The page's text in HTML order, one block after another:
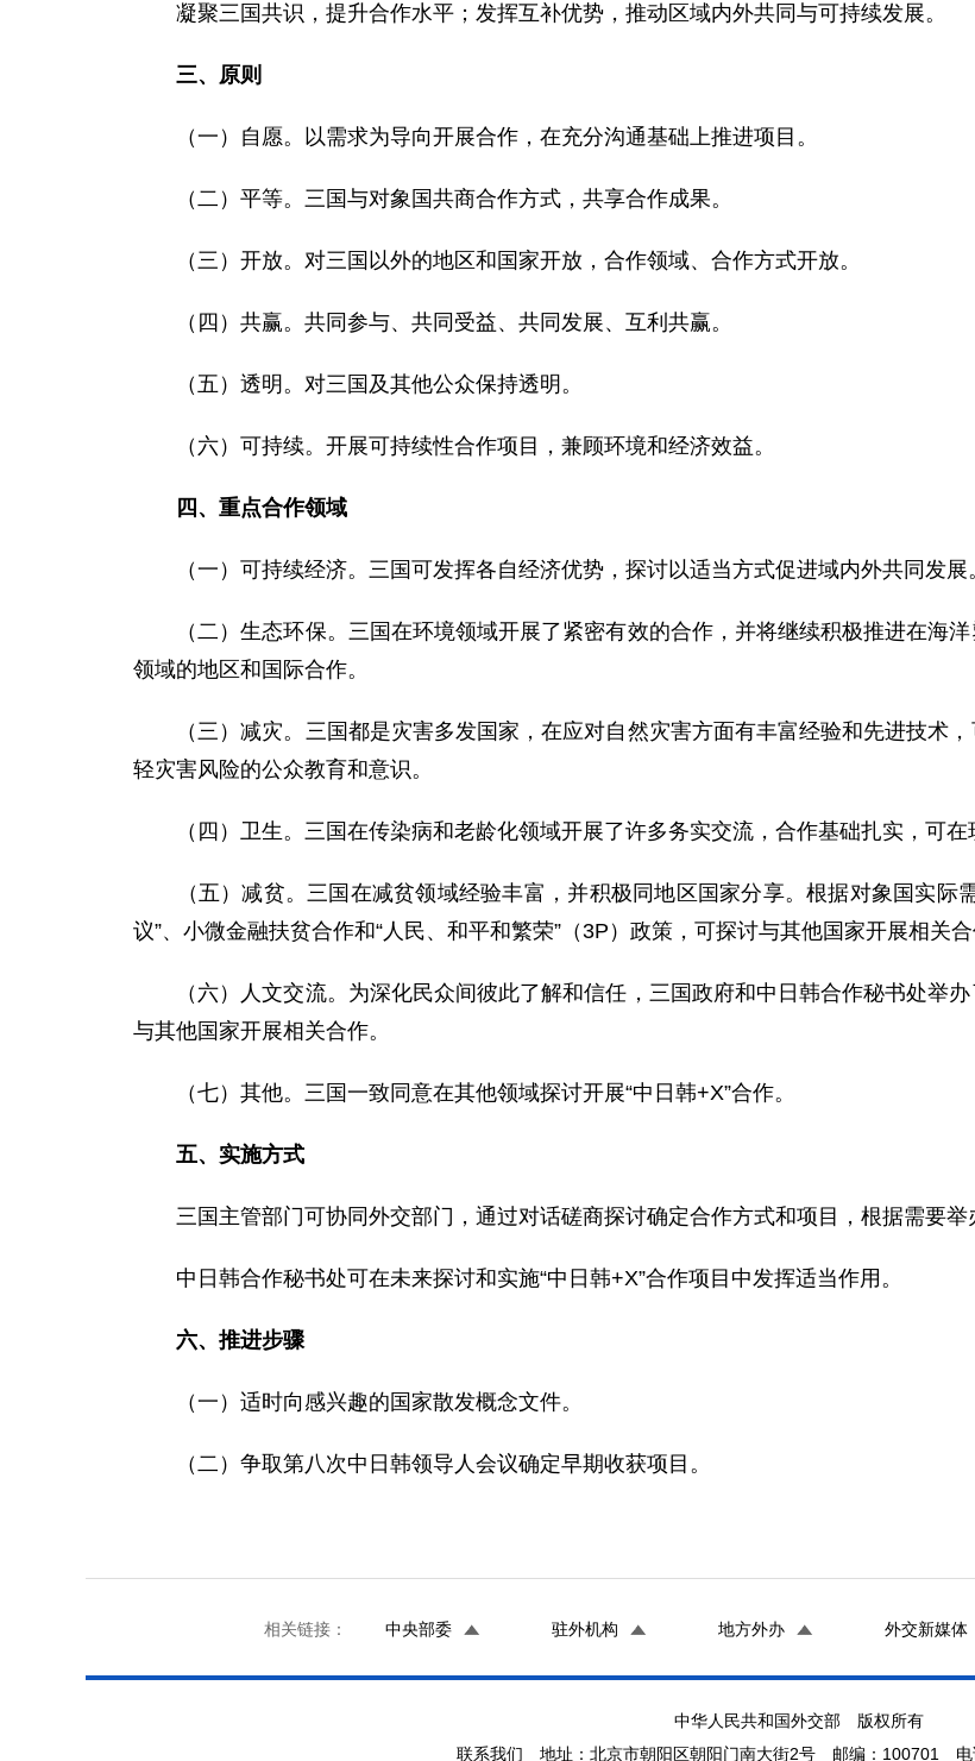
凝聚三国共识，提升合作水平；发挥互补优势，推动区域内外共同与可持续发展。
三、原则
（一）自愿。以需求为导向开展合作，在充分沟通基础上推进项目。
（二）平等。三国与对象国共商合作方式，共享合作成果。
（三）开放。对三国以外的地区和国家开放，合作领域、合作方式开放。
（四）共赢。共同参与、共同受益、共同发展、互利共赢。
（五）透明。对三国及其他公众保持透明。
（六）可持续。开展可持续性合作项目，兼顾环境和经济效益。
四、重点合作领域
（一）可持续经济。三国可发挥各自经济优势，探讨以适当方式促进域内外共同发展
（二）生态环保。三国在环境领域开展了紧密有效的合作，并将继续积极推进在海
领域的地区和国际合作。
（三）减灾。三国都是灾害多发国家，在应对自然灾害方面有丰富经验和先进技术
轻灾害风险的公众教育和意识。
（四）卫生。三国在传染病和老龄化领域开展了许多务实交流，合作基础扎实，可在
（五）减贫。三国在减贫领域经验丰富，并积极同地区国家分享。根据对象国实际
议”、小微金融扶贫合作和“人民、和平和繁荣”（3P）政策，可探讨与其他国家开展相关合
（六）人文交流。为深化民众间彼此了解和信任，三国政府和中日韩合作秘书处举办
与其他国家开展相关合作。
（七）其他。三国一致同意在其他领域探讨开展“中日韩+X”合作。
五、实施方式
三国主管部门可协同外交部门，通过对话磋商探讨确定合作方式和项目，根据需要举
中日韩合作秘书处可在未来探讨和实施“中日韩+X”合作项目中发挥适当作用。
六、推进步骤
（一）适时向感兴趣的国家散发概念文件。
（二）争取第八次中日韩领导人会议确定早期收获项目。
相关链接： 中央部委 驻外机构 地方外办 外交新媒体
中华人民共和国外交部 版权所有
联系我们 地址：北京市朝阳区朝阳门南大街2号 邮编：100701 电